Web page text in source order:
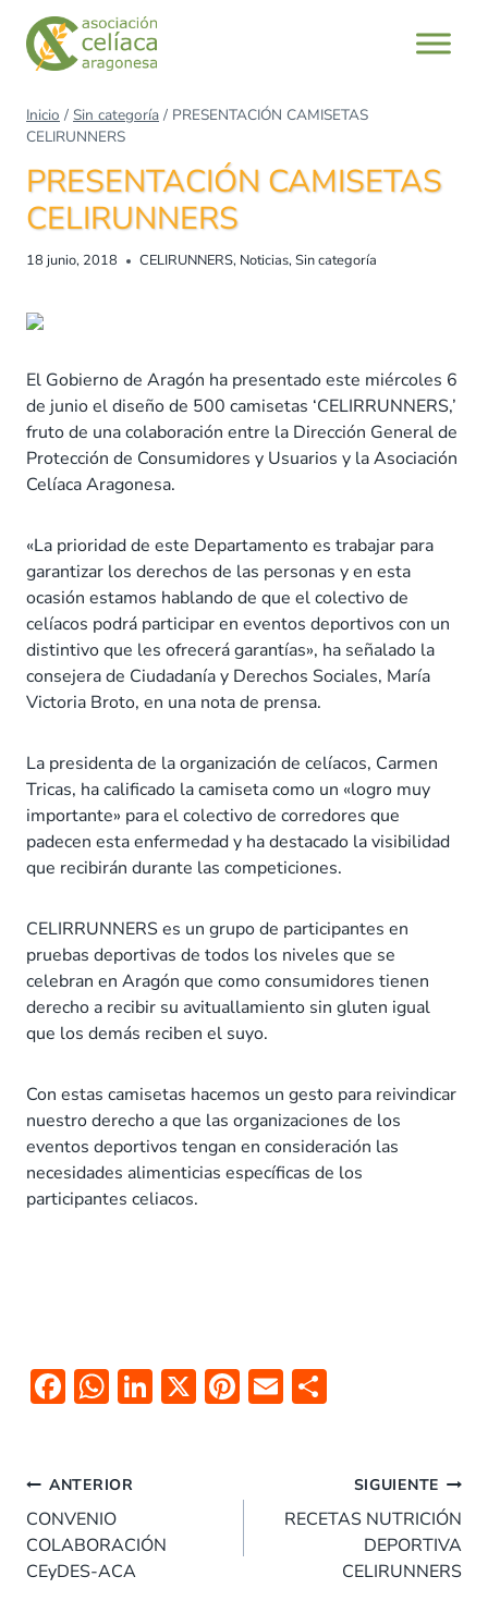
Saltar
contenido
Inicio / Sin categoría / PRESENTACIÓN CAMISETAS
CELIRUNNERS
PRESENTACIÓN CAMISETAS
CELIRUNNERS
18 junio, 2018 CELIRUNNERS, Noticias, Sin categoría
El Gobierno de Aragón ha presentado este miércoles 6
de junio el diseño de 500 camisetas ‘CELIRRUNNERS,’
fruto de una colaboración entre la Dirección General de
Protección de Consumidores y Usuarios y la Asociación
Celíaca Aragonesa.
«La prioridad de este Departamento es trabajar para
garantizar los derechos de las personas y en esta
ocasión estamos hablando de que el colectivo de
celíacos podrá participar en eventos deportivos con un
distintivo que les ofrecerá garantías», ha señalado la
consejera de Ciudadanía y Derechos Sociales, María
Victoria Broto, en una nota de prensa.
La presidenta de la organización de celíacos, Carmen
Tricas, ha calificado la camiseta como un «logro muy
importante» para el colectivo de corredores que
padecen esta enfermedad y ha destacado la visibilidad
que recibirán durante las competiciones.
CELIRRUNNERS es un grupo de participantes en
pruebas deportivas de todos los niveles que se
celebran en Aragón que como consumidores tienen
derecho a recibir su avituallamiento sin gluten igual
que los demás reciben el suyo.
Con estas camisetas hacemos un gesto para reivindicar
nuestro derecho a que las organizaciones de los
eventos deportivos tengan en consideración las
necesidades alimenticias específicas de los
participantes celiacos.
F
b
o
o
W
s
A
p
Li
dI
n
X Pi
es
E
ar
tir
Navegación
de
entradas
ANTERIOR
CONVENIO
COLABORACIÓN
CEyDES-ACA
SIGUIENTE
RECETAS NUTRICIÓN
DEPORTIVA
CELIRUNNERS